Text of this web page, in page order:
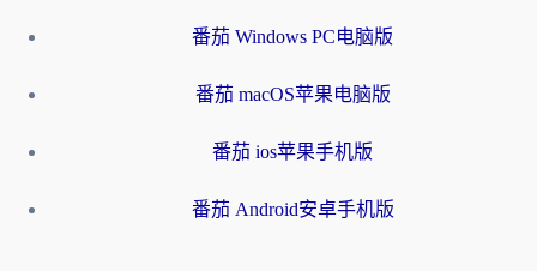
番茄 Windows PC电脑版
番茄 macOS苹果电脑版
番茄 ios苹果手机版
番茄 Android安卓手机版